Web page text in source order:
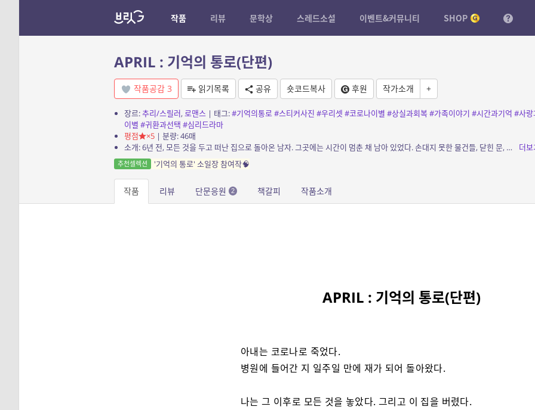
작품 리뷰 문학상 스레드소설 이벤트&커뮤니티 SHOP
APRIL : 기억의 통로(단편)
작품공감 3 읽기목록 공유 숏코드복사 후원 작가소개 +
장르:추리/스릴러, 로맨스| 태그:#기억의통로#스티커사진 #우리셋 #코로나이별 #상실과회복#가족이야기 #시간과기억 #사랑
이별 #귀환과선택 #심리드라마
평점
×5| 분량: 46매
소개: 6년 전, 모든 것을 두고 떠난 집으로 돌아온 남자. 그곳에는 시간이 멈춘 채 남아 있었다. 손대지 못한 물건들, 닫힌 문, 그리고 잊었다고 믿었던 기억들. 하지만 기억은 사라지지...
더
추천셀렉션 '기억의 통로' 소일장 참여작🧠
작품 리뷰 단문응원 2 책갈피 작품소개
APRIL : 기억의 통로(단편)
아내는 코로나로 죽었다.
병원에 들어간 지 일주일 만에 재가 되어 돌아왔다.
나는 그 이후로 모든 것을 놓았다. 그리고 이 집을 버렸다.